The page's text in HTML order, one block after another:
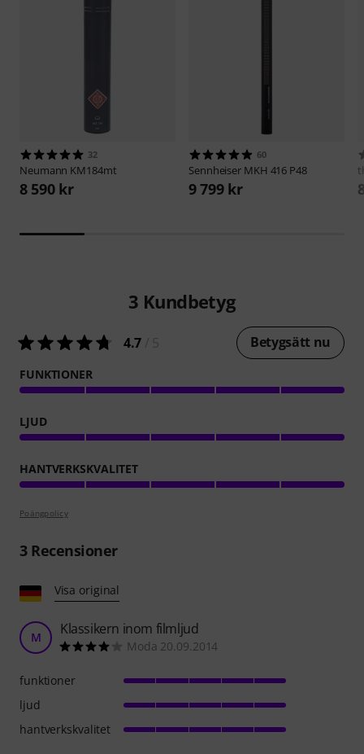
32
Neumann KM184mt
8 590 kr
60
Sennheiser MKH 416 P48
9 799 kr
3 Kundbetyg
4.7 Betygsätt nu
FUNKTIONER
LJUD
HANTVERKSKVALITET
Poängpolicy
3Recensioner
Visa original
M Klassikern inom filmljud
Moda 20.09.2014
funktioner
ljud
hantverkskvalitet